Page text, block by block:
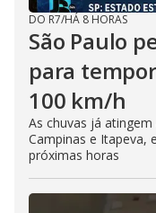
DO R7/HÁ 8 HORAS
São Paulo
para
100 km/h
As chuvas já
Campinas e Itapeva,
próximas horas